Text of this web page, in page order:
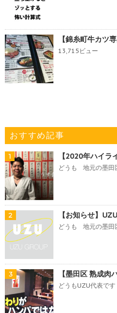
【錦糸町牛カツ
13,715ビュー
おすすめ記事
1 【2020年ハイラ
どうも 地元の墨田
2 【お知らせ】
どうも 地元の墨田
3 【墨田区 熟成肉
どうもUZU代表で